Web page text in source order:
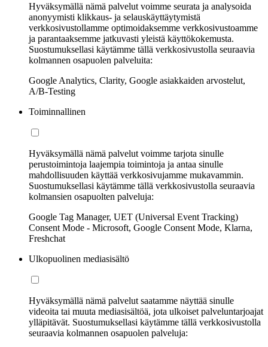
Hyväksymällä nämä palvelut voimme seurata ja analysoida
anonyymisti klikkaus- ja selauskäyttäytymistä
verkkosivustollamme optimoidaksemme verkkosivustoamme
ja parantaaksemme jatkuvasti yleistä käyttökokemusta.
Suostumuksellasi käytämme tällä verkkosivustolla seuraavia
kolmannen osapuolen palveluita:
Google Analytics, Clarity, Google asiakkaiden arvostelut,
A/B-Testing
Toiminnallinen
Hyväksymällä nämä palvelut voimme tarjota sinulle
perustoimintoja laajempia toimintoja ja antaa sinulle
mahdollisuuden käyttää verkkosivujamme mukavammin.
Suostumuksellasi käytämme tällä verkkosivustolla seuraavia
kolmansien osapuolten palveluja:
Google Tag Manager, UET (Universal Event Tracking)
Consent Mode - Microsoft, Google Consent Mode, Klarna,
Freshchat
Ulkopuolinen mediasisältö
Hyväksymällä nämä palvelut saatamme näyttää sinulle
videoita tai muuta mediasisältöä, jota ulkoiset palveluntarjoajat
ylläpitävät. Suostumuksellasi käytämme tällä verkkosivustolla
seuraavia kolmannen osapuolen palveluja: